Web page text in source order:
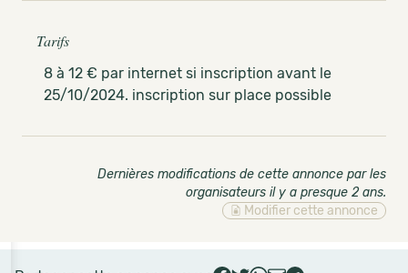
Tarifs
8 à 12 € par internet si inscription avant le
25/10/2024. inscription sur place possible
Dernières modifications de cette annonce par les
organisateurs il y a presque 2 ans.
Modifier cette annonce